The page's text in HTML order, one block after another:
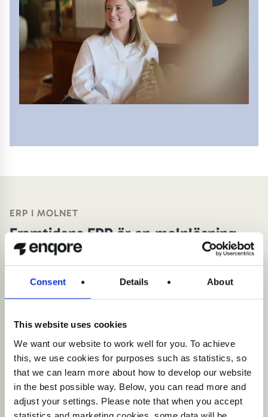
Consent Details About
This website uses cookies
We want our website to work well for you. To achieve
this, we use cookies for purposes such as statistics, so
that we can learn more about how to develop our website
in the best possible way. Below, you can read more and
adjust your settings. Please note that when you accept
ERP I MOLNET
Framtidens ERP är en molnlösning
Att välja ett affärssystem i form av molnlösning kan ge
system som går att skala upp och stödjer automatisering
så är det i molnet du ska vara.
Med affärssystemet i ett s.k. True Cloud får du flera
fördelar. Exempelvis tillgänglighet, flexibilitet, skalbarhet,
kostnadseffektivitet, automatisering och säkerhet. Genom
att välja ett affärssystem i molnet kan du göra din
verksamhet mer effektiv och konkurrenskraftig. Vi på
Enqore har valt att specialisera oss på Microsoft Dynamics
365 båda affärssystem Business Central och Finance